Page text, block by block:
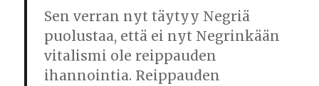
Sen verran nyt täytyy Negriä
puolustaa, että ei nyt Negrinkään
vitalismi ole reippauden
ihannointia. Reippauden